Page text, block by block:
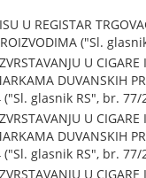
U REGISTAR
("Sl.
U CIGARE
DUVANSKIH
("Sl. glasnik RS", br. 77/
U CIGARE
DUVANSKIH
("Sl. glasnik RS", br. 77/
U CIGARE